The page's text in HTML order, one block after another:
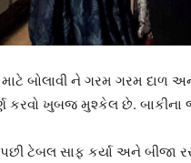
બોલાવી ને ગરમ ગરમ દાળ
ખુબજ મુશ્કેલ છે. બાકીના
ટેબલ સાફ કર્યા અને બીજા